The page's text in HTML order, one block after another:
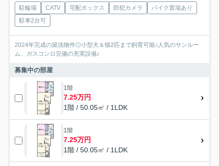
駐輪場 CATV 宅配ボックス 防犯カメラ
バイク置場あり
駐車2台可
2024年完成の築浅物件◎小型犬＆猫2匹まで飼育可能♪人気のサンルー
ム、ガスコンロ完備の充実設備♪
募集中の部屋
1階
7.25万円
1階 / 50.05㎡ / 1LDK
1階
7.25万円
1階 / 50.05㎡ / 1LDK